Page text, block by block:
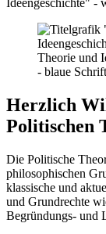
Herzlich
Politischen
Die Politische
philosophischen
klassische und
und Grundrechte
Begründungs- und